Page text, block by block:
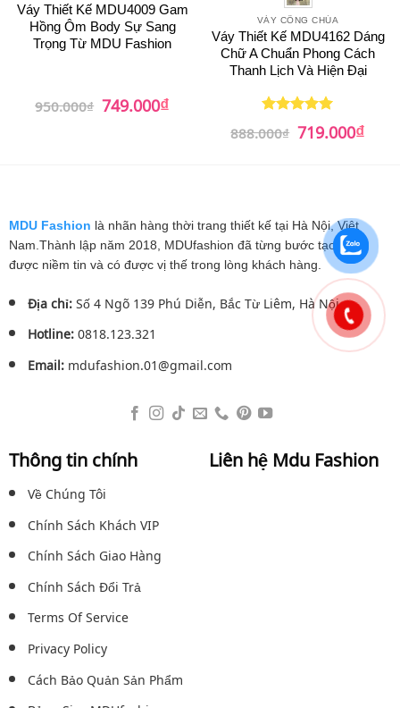
Váy Thiết Kế MDU4009 Gam
Hồng Ôm Body Sự Sang
Trọng Từ MDU Fashion
950.000₫ Giá
gốc
749.000₫Giá
hiện
VÁY CÔNG CHÚA
Váy Thiết Kế MDU4162 Dáng
Chữ A Chuẩn Phong Cách
Thanh Lịch Và Hiện Đại
Được xếp
hạng
55
888.000₫ Giá
gốc
719.000₫Giá
hiện
MDU Fashion là nhãn hàng thời trang thiết kế tại Hà Nội, Việt
Nam.Thành lập năm 2018, MDUfashion đã từng bước tạo dựng
được niềm tin và có được vị thế trong lòng khách hàng.
Địa chỉ:Số 4 Ngõ 139 Phú Diễn, Bắc Từ Liêm, Hà Nội.
Hotline:0818.123.321
Email:mdufashion.01@gmail.com
Thông tin chính
Về Chúng Tôi
Chính Sách Khách VIP
Chính Sách Giao Hàng
Chính Sách Đổi Trả
Terms Of Service
Privacy Policy
Cách Bảo Quản Sản Phẩm
Liên hệ Mdu Fashion